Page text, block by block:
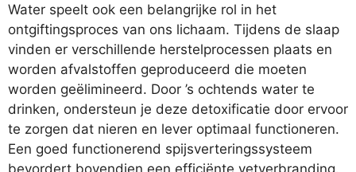
Water speelt ook een belangrijke rol in het
ontgiftingsproces van ons lichaam. Tijdens de slaap
vinden er verschillende herstelprocessen plaats en
worden afvalstoffen geproduceerd die moeten
worden geëlimineerd. Door ’s ochtends water te
drinken, ondersteun je deze detoxificatie door ervoor
te zorgen dat nieren en lever optimaal functioneren.
Een goed functionerend spijsverteringssysteem
bevordert bovendien een efficiënte vetverbranding.